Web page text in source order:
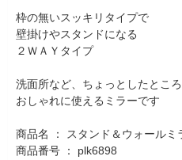
枠の無いスッキリタイプで
壁掛けやスタンドになる
２ＷＡＹタイプ
洗面所など、ちょっとしたとこ
おしゃれに使えるミラーです
商品名 ： スタンド＆ウォールミ
商品番号 ： plk6898